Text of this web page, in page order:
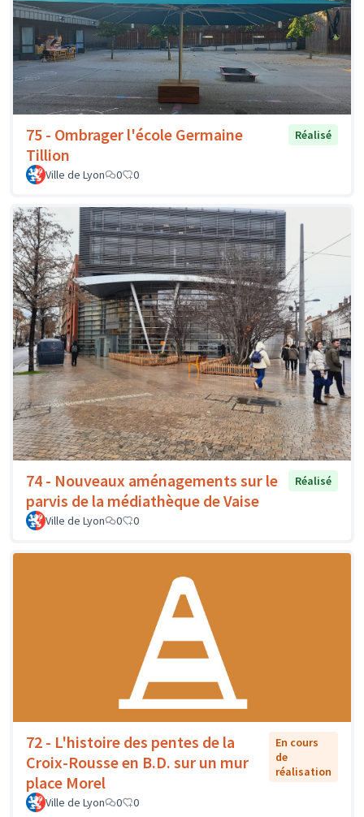
75 - Ombrager l'école Germaine
Tillion
Réalisé
Ville de Lyon 0 0
74 - Nouveaux aménagements sur le
parvis de la médiathèque de Vaise
Réalisé
Ville de Lyon 0 0
72 - L'histoire des pentes de la
Croix-Rousse en B.D. sur un mur
place Morel
En cours
de
réalisation
Ville de Lyon 0 0